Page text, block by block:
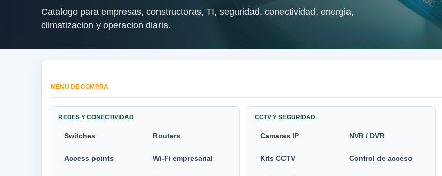
Catalogo para empresas, constructoras, TI, seguridad, conectividad, energia,
climatizacion y operacion diaria.
MENU DE COMPRA
REDES Y CONECTIVIDAD
Switches Routers
Access points Wi-Fi empresarial
CCTV Y SEGURIDAD
Camaras IP NVR / DVR
Kits CCTV Control de acceso